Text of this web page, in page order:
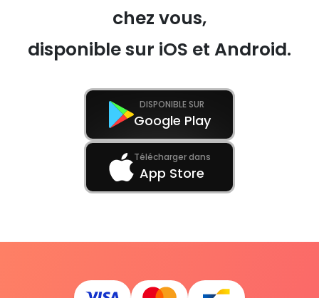
chez vous,
disponible sur iOS et Android.
DISPONIBLE SUR
Google Play
Télécharger dans
App Store